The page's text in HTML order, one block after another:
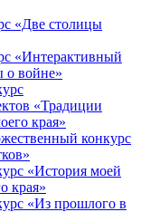
«Две столицы
«Интерактивный
о войне»
«Традиции
края»
конкурс
«История моей
края»
«Из прошлого в